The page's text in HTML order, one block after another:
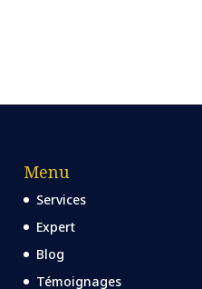
Menu
Services
Expert
Blog
Témoignages